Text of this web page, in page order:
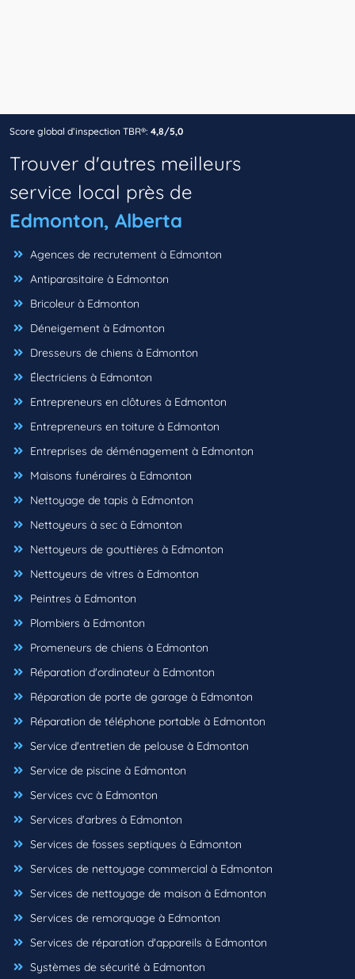
Score global d’inspection TBR®: 4,8/5,0
Trouver d'autres meilleurs
service local près de
Edmonton, Alberta
Agences de recrutement à Edmonton
Antiparasitaire à Edmonton
Bricoleur à Edmonton
Déneigement à Edmonton
Dresseurs de chiens à Edmonton
Électriciens à Edmonton
Entrepreneurs en clôtures à Edmonton
Entrepreneurs en toiture à Edmonton
Entreprises de déménagement à Edmonton
Maisons funéraires à Edmonton
Nettoyage de tapis à Edmonton
Nettoyeurs à sec à Edmonton
Nettoyeurs de gouttières à Edmonton
Nettoyeurs de vitres à Edmonton
Peintres à Edmonton
Plombiers à Edmonton
Promeneurs de chiens à Edmonton
Réparation d'ordinateur à Edmonton
Réparation de porte de garage à Edmonton
Réparation de téléphone portable à Edmonton
Service d'entretien de pelouse à Edmonton
Service de piscine à Edmonton
Services cvc à Edmonton
Services d'arbres à Edmonton
Services de fosses septiques à Edmonton
Services de nettoyage commercial à Edmonton
Services de nettoyage de maison à Edmonton
Services de remorquage à Edmonton
Services de réparation d'appareils à Edmonton
Systèmes de sécurité à Edmonton